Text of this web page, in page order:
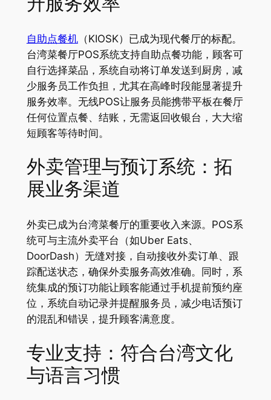
自助点餐机（KIOSK）已成为现代餐厅的标配。
台湾菜餐厅POS系统支持自助点餐功能，顾客可
自行选择菜品，系统自动将订单发送到厨房，减
少服务员工作负担，尤其在高峰时段能显著提升
服务效率。无线POS让服务员能携带平板在餐厅
任何位置点餐、结账，无需返回收银台，大大缩
短顾客等待时间。
外卖管理与预订系统：拓
展业务渠道
外卖已成为台湾菜餐厅的重要收入来源。POS系
统可与主流外卖平台（如Uber Eats、
DoorDash）无缝对接，自动接收外卖订单、跟
踪配送状态，确保外卖服务高效准确。同时，系
统集成的预订功能让顾客能通过手机提前预约座
位，系统自动记录并提醒服务员，减少电话预订
的混乱和错误，提升顾客满意度。
专业支持：符合台湾文化
与语言习惯